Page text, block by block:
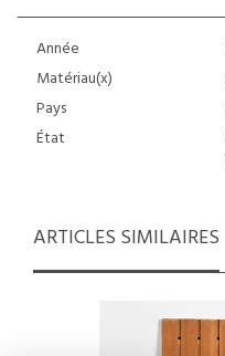
Année
Matériau(x)
Pays
État
ARTICLES SIMILAIRES